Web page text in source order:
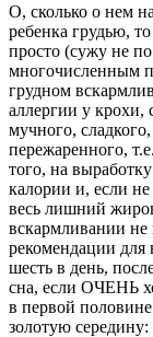
О, сколько о нем
ребенка грудью,
просто (сужу не
многочисленным
грудном
аллергии у крохи,
мучного,
пережаренного,
того, на
калории и, если не
весь лишний
вскармливании не
рекомендации для
шесть в день,
сна, если ОЧЕНЬ
в первой
золотую